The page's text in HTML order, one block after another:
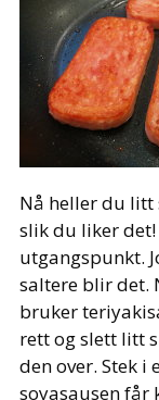
Nå heller du litt
slik du liker det!
utgangspunkt.
saltere blir det.
bruker
rett og slett litt
den over. Stek i
soyasausen får